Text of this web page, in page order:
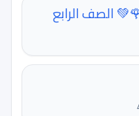
الصف الرابع